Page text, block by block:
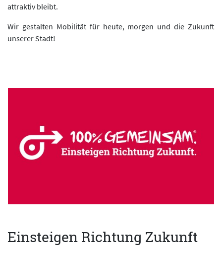
attraktiv bleibt.
Wir gestalten Mobilität für heute, morgen und die Zukunft
unserer Stadt!
Einsteigen Richtung Zukunft